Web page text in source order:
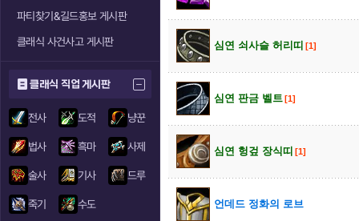
파티찾기&길드홍보 게시판
클래식 사건사고 게시판
클래식 직업 게시판
전사 도적 냥꾼
법사 흑마 사제
술사 기사 드루
죽기 수도
심연 쇠사슬 허리띠 [1]
심연 판금 벨트[1]
심연 헝겊 장식띠 [1]
언데드 정화의 로브